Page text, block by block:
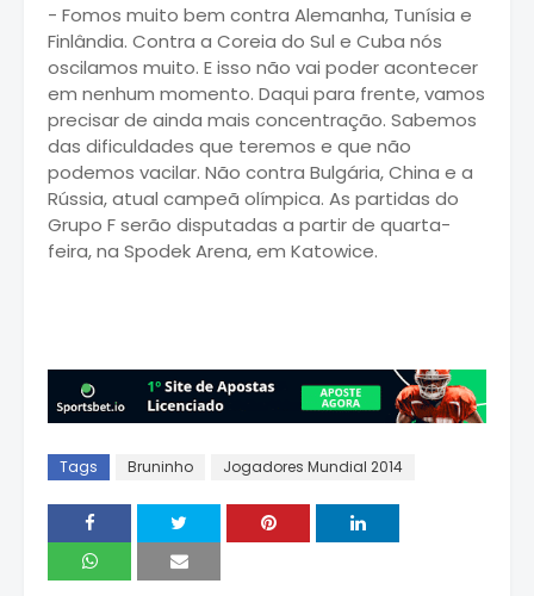
- Fomos muito bem contra Alemanha, Tunísia e
Finlândia. Contra a Coreia do Sul e Cuba nós
oscilamos muito. E isso não vai poder acontecer
em nenhum momento. Daqui para frente, vamos
precisar de ainda mais concentração. Sabemos
das dificuldades que teremos e que não
podemos vacilar. Não contra Bulgária, China e a
Rússia, atual campeã olímpica. As partidas do
Grupo F serão disputadas a partir de quarta-
feira, na Spodek Arena, em Katowice.
Tags Bruninho Jogadores Mundial 2014